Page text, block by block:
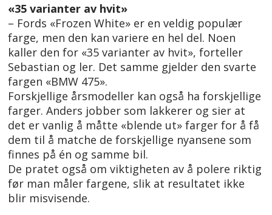
«35 varianter av hvit»
– Fords «Frozen White» er en veldig populær
farge, men den kan variere en hel del. Noen
kaller den for «35 varianter av hvit», forteller
Sebastian og ler. Det samme gjelder den svarte
fargen «BMW 475».
Forskjellige årsmodeller kan også ha forskjellige
farger. Anders jobber som lakkerer og sier at
det er vanlig å måtte «blende ut» farger for å få
dem til å matche de forskjellige nyansene som
finnes på én og samme bil.
De pratet også om viktigheten av å polere riktig
før man måler fargene, slik at resultatet ikke
blir misvisende.